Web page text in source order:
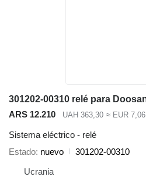
ARS 12.210 UAH 363,30 ≈ EUR 7,06
Sistema eléctrico - relé
Estado nuevo
301202-00310
Ucrania